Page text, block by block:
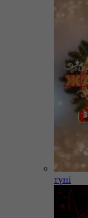
түні